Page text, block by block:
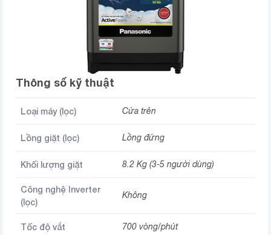
Thông số kỹ thuật
Loại máy (lọc) Cửa trên
Lồng giặt (lọc) Lồng đứng
Khối lượng giặt 8.2 Kg (3-5 người dùng)
Công nghệ Inverter
(lọc)
Không
Tốc độ vắt 700 vòng/phút